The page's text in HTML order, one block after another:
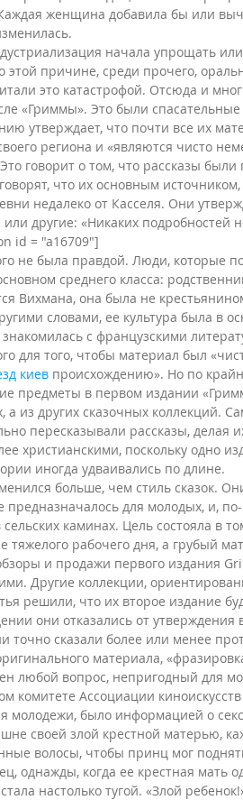
женщина добавила бы или
начала упрощать
причине, среди прочего,
это катастрофой. Отсюда и
«Гриммы». Это были
утверждает, что почти все их
региона и «являются чисто
говорит о том, что рассказы
что их основным
недалеко от Касселя. Они
или другие: «Никаких подробностей
id = "a16709"]
не была правдой. Люди, которые
среднего класса:
Вихмана, она была не
словами, ее культура была в
с французскими
для того, чтобы материал был
киев происхождению». Но по
предметы в первом издании
из других сказочных коллекций.
пересказывали рассказы, делая
христианскими, поскольку одно
иногда удваивались по длине.
больше, чем стиль сказок.
предназначалось для молодых, и,
каминах. Цель состояла в
тяжелого рабочего дня, а грубый
и продажи первого издания
Другие коллекции,
решили, что их второе издание
они отказались от
точно сказали более или менее
материала,
любой вопрос, непригодный для
комитете Ассоциации
молодежи, было информацией о
своей злой крестной матерью,
волосы, чтобы принц мог
однажды, когда ее крестная мать
настолько тугой. «Злой